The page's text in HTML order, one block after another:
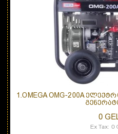
1.OMEGA OMG-200A
0
Ex Tax: 0